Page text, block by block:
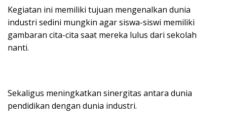
Kegiatan ini memiliki tujuan mengenalkan dunia
industri sedini mungkin agar siswa-siswi memiliki
gambaran cita-cita saat mereka lulus dari sekolah
nanti.
Sekaligus meningkatkan sinergitas antara dunia
pendidikan dengan dunia industri.